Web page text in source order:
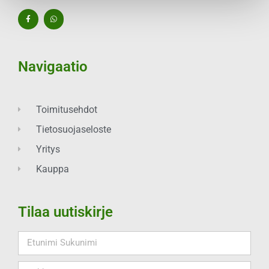
Navigaatio
Toimitusehdot
Tietosuojaseloste
Yritys
Kauppa
Tilaa uutiskirje